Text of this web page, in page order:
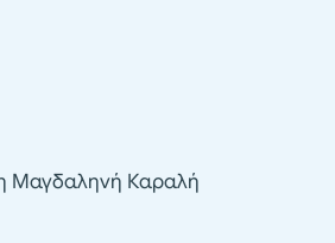
Μαγδαληνή Καραλή